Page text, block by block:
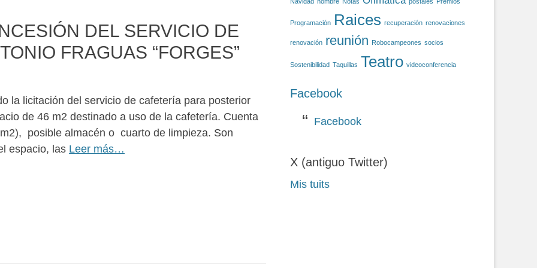
DEL SERVICIO DE
FRAGUAS “FORGES”
la licitación del servicio de cafetería para posterior
de 46 m2 destinado a uso de la cafetería. Cuenta
posible almacén o cuarto de limpieza. Son
espacio, las Leer más…
Programación Raices recuperación renovaciones
renovación reunión Robocampeones socios
Sostenibilidad Taquillas Teatro videoconferencia
Facebook
Facebook
X (antiguo Twitter)
Mis tuits